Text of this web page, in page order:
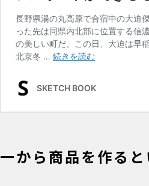
一から商品を作る